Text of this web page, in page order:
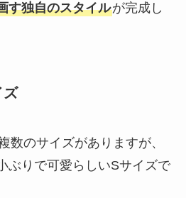
す独自のスタイルが完成し
ズ
数のサイズがありますが、
ぶりで可愛らしいSサイズで